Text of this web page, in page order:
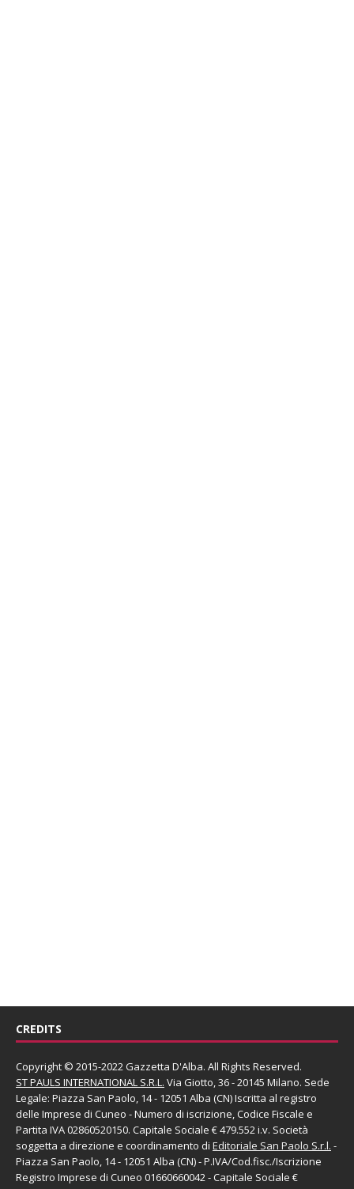
CREDITS
Copyright © 2015-2022 Gazzetta D'Alba. All Rights Reserved.
ST PAULS INTERNATIONAL S.R.L. Via Giotto, 36 - 20145 Milano. Sede
Legale: Piazza San Paolo, 14 - 12051 Alba (CN) Iscritta al registro
delle Imprese di Cuneo - Numero di iscrizione, Codice Fiscale e
Partita IVA 02860520150. Capitale Sociale € 479.552 i.v. Società
soggetta a direzione e coordinamento di Editoriale San Paolo S.r.l. -
Piazza San Paolo, 14 - 12051 Alba (CN) - P.IVA/Cod.fisc./Iscrizione
Registro Imprese di Cuneo 01660660042 - Capitale Sociale €